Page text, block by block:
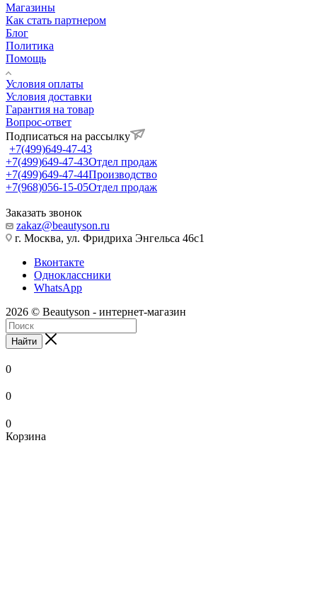
Магазины
Как стать партнером
Блог
Политика
Помощь
Условия оплаты
Условия доставки
Гарантия на товар
Вопрос-ответ
Подписаться на рассылку
+7(499)649-47-43
+7(499)649-47-43Отдел продаж
+7(499)649-47-44Производство
+7(968)056-15-05Отдел продаж
Заказать звонок
zakaz@beautyson.ru
г. Москва, ул. Фридриха Энгельса 46с1
Вконтакте
Одноклассники
WhatsApp
2026 © Beautyson - интернет-магазин
Найти
0
0
0
Корзина